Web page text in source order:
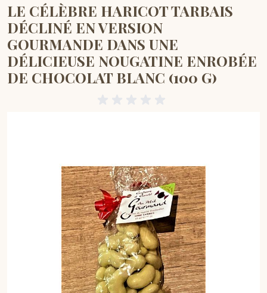
LE CÉLÈBRE HARICOT TARBAIS
DÉCLINÉ EN VERSION
GOURMANDE DANS UNE
DÉLICIEUSE NOUGATINE ENROBÉE
DE CHOCOLAT BLANC (100 G)